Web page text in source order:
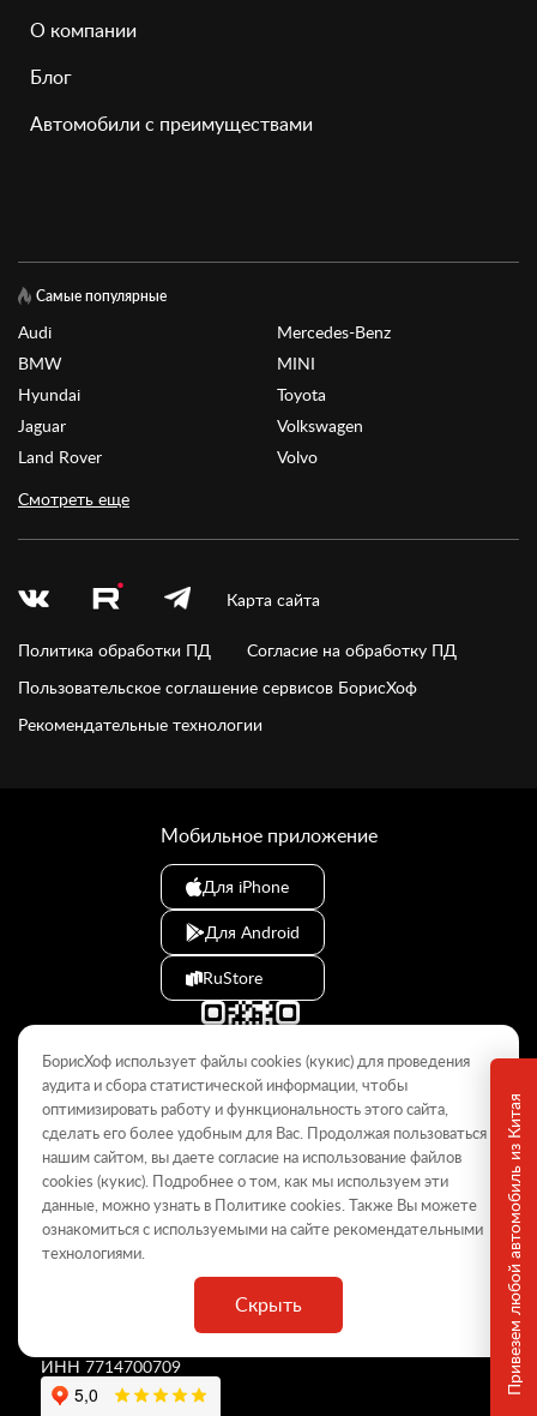
Привезем любой автомобиль из Китая
О компании
Блог
Автомобили с преимуществами
Самые популярные
Audi
BMW
Hyundai
Jaguar
Land Rover
Mercedes-Benz
MINI
Toyota
Volkswagen
Volvo
Смотреть еще
Карта сайта
Политика обработки ПД
Согласие на обработку ПД
Пользовательское соглашение сервисов БорисХоф
Рекомендательные технологии
© 2009–2026
Данный интернет-сайт носит информационный характер и не
является публичной офертой, определяемой положениями Статьи
437 ГК РФ. Для получения подробной информации обращайтесь в
дилерские центры.
БорисХоф Холдинг»
ИНН 7714700709
Мобильное приложение
Для iPhone
Для Android
RuStore
БорисХоф использует файлы cookies (кукиc) для проведения
аудита и сбора статистической информации, чтобы
оптимизировать работу и функциональность этого сайта,
сделать его более удобным для Вас. Продолжая пользоваться
нашим сайтом, вы даете согласие на использование файлов
cookies (кукиc). Подробнее о том, как мы используем эти
данные, можно узнать в Политикеcookies. Также Вы можете
ознакомиться с используемыми на сайте рекомендательными
технологиями.
Скрыть